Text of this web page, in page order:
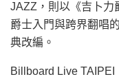
JAZZ，則以《吉卜力
爵士入門與跨界翻唱
典改編。
Billboard Live